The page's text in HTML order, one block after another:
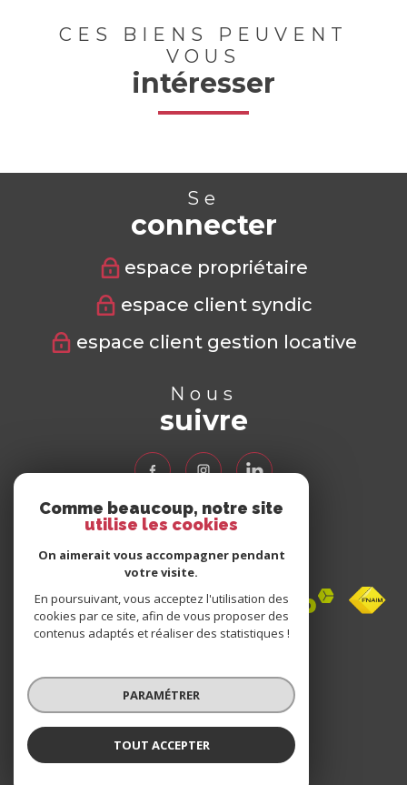
CES BIENS PEUVENT
VOUS
intéresser
Se
connecter
espace propriétaire
espace client syndic
espace client gestion locative
Nous
suivre
Nous
adhérons
clients
0 avis
Comme beaucoup, notre site
utilise les cookies
On aimerait vous accompagner pendant
votre visite.
En poursuivant, vous acceptez l'utilisation des
cookies par ce site, afin de vous proposer des
contenus adaptés et réaliser des statistiques !
PARAMÉTRER
TOUT ACCEPTER